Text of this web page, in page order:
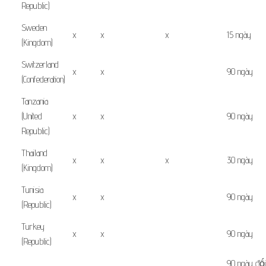
Republic)
Sweden
(Kingdom)
x x x 15 ngày
Switzerland
(Confederation)
x x 90 ngày
Tanzania
(United
Republic)
x x 90 ngày
Thailand
(Kingdom)
x x x 30 ngày
Tunisia
(Republic)
x x 90 ngày
Turkey
(Republic)
x x 90 ngày
90 ngày đối